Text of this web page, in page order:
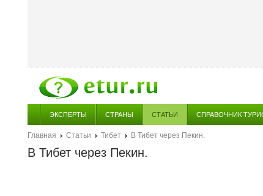
ЭКСПЕРТЫ СТРАНЫ СТАТЬИ СПРАВОЧНИК
Главная Статьи Тибет В Тибет через Пекин.
В Тибет через Пекин.